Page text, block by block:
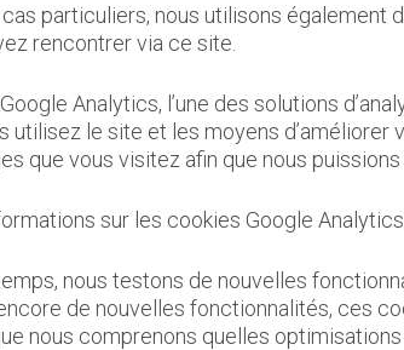
particuliers, nous utilisons
rencontrer via ce site.
Analytics, l’une des solutions
utilisez le site et les moyens
que vous visitez afin que nous
sur les cookies Google
nous testons de nouvelles
de nouvelles fonctionnalités, ces
nous comprenons quelles